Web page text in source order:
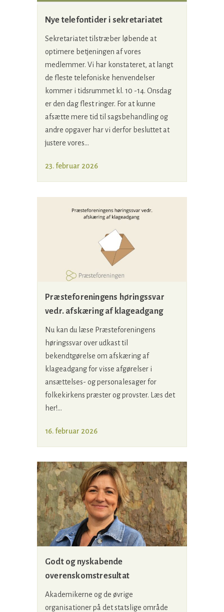
Nye telefontider i sekretariatet
Sekretariatet tilstræber løbende at
optimere betjeningen af vores
medlemmer. Vi har konstateret, at langt
de fleste telefoniske henvendelser
kommer i tidsrummet kl. 10 -14. Onsdag
er den dag flest ringer. For at kunne
afsætte mere tid til sagsbehandling og
andre opgaver har vi derfor besluttet at
justere vores...
23. februar 2026
Præsteforeningens høringssvar
vedr. afskæring af klageadgang
Nu kan du læse Præsteforeningens
høringssvar over udkast til
bekendtgørelse om afskæring af
klageadgang for visse afgørelser i
ansættelses- og personalesager for
folkekirkens præster og provster. Læs det
her!...
16. februar 2026
Godt og nyskabende
overenskomstresultat
Akademikerne og de øvrige
organisationer på det statslige område